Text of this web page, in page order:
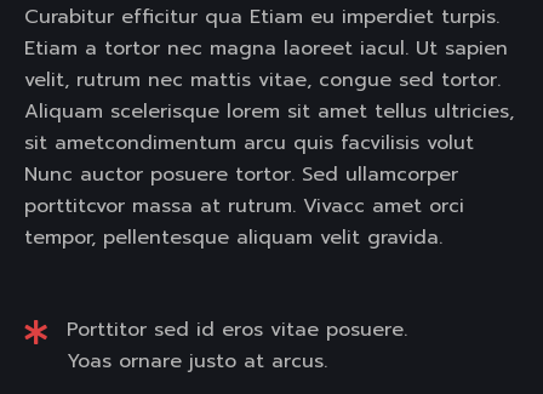
Curabitur efficitur qua Etiam eu imperdiet turpis.
Etiam a tortor nec magna laoreet iacul. Ut sapien
velit, rutrum nec mattis vitae, congue sed tortor.
Aliquam scelerisque lorem sit amet tellus ultricies,
sit ametcondimentum arcu quis facvilisis volut
Nunc auctor posuere tortor. Sed ullamcorper
porttitcvor massa at rutrum. Vivacc amet orci
tempor, pellentesque aliquam velit gravida.
Porttitor sed id eros vitae posuere.
Yoas ornare justo at arcus.